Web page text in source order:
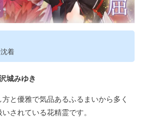
着
城みゆき
と優雅で気品あるふるまいから多く
されている花精霊です。